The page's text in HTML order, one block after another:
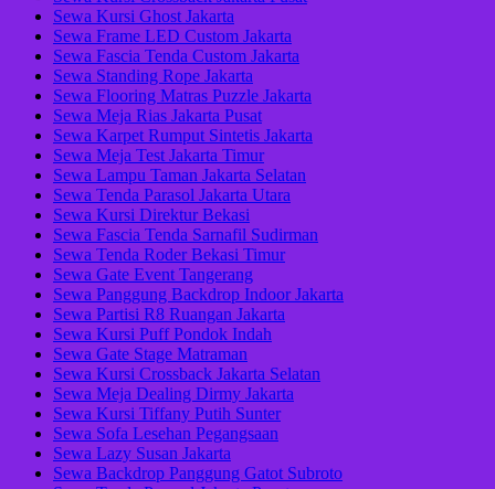
Sewa Kursi Ghost Jakarta
Sewa Frame LED Custom Jakarta
Sewa Fascia Tenda Custom Jakarta
Sewa Standing Rope Jakarta
Sewa Flooring Matras Puzzle Jakarta
Sewa Meja Rias Jakarta Pusat
Sewa Karpet Rumput Sintetis Jakarta
Sewa Meja Test Jakarta Timur
Sewa Lampu Taman Jakarta Selatan
Sewa Tenda Parasol Jakarta Utara
Sewa Kursi Direktur Bekasi
Sewa Fascia Tenda Sarnafil Sudirman
Sewa Tenda Roder Bekasi Timur
Sewa Gate Event Tangerang
Sewa Panggung Backdrop Indoor Jakarta
Sewa Partisi R8 Ruangan Jakarta
Sewa Kursi Puff Pondok Indah
Sewa Gate Stage Matraman
Sewa Kursi Crossback Jakarta Selatan
Sewa Meja Dealing Dirmy Jakarta
Sewa Kursi Tiffany Putih Sunter
Sewa Sofa Lesehan Pegangsaan
Sewa Lazy Susan Jakarta
Sewa Backdrop Panggung Gatot Subroto